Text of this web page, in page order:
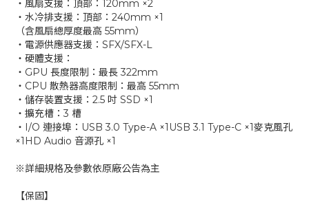
‧風扇支援：頂部：120mm ×2
‧水冷排支援：頂部：240mm ×1
（含風扇總厚度最高 55mm）
‧電源供應器支援：SFX/SFX-L
‧硬體支援：
‧GPU 長度限制：最長 322mm
‧CPU 散熱器高度限制：最高 55mm
‧儲存裝置支援：2.5 吋 SSD ×1
‧擴充槽：3 槽
‧I/O 連接埠：USB 3.0 Type-A ×1USB 3.1 Type-C ×1麥克風孔
×1HD Audio 音源孔 ×1
※詳細規格及參數依原廠公告為主
【保固】